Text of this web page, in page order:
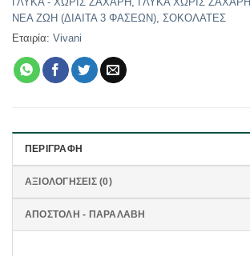
ΝΕΑ ΖΩΗ (ΔΙΑΙΤΑ 3 ΦΑΣΕΩΝ) ΣΟΚΟΛΑΤΕΣ
Εταιρία: Vivani
ΠΕΡΙΓΡΑΦΉ
ΑΞΙΟΛΟΓΉΣΕΙΣ (0)
ΑΠΟΣΤΟΛΗ - ΠΑΡΑΛΑΒΗ